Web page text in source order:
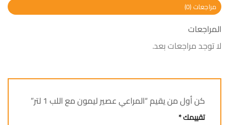
مراجعات (0)
المراجعات
لا توجد مراجعات بعد.
كن أول من يقيم “المراعي عصير ليمون مع اللب 1 لتر”
تقييمك*